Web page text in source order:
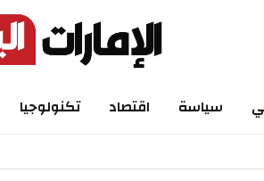
سياسة اقتصاد تكنولوجيا رياضة